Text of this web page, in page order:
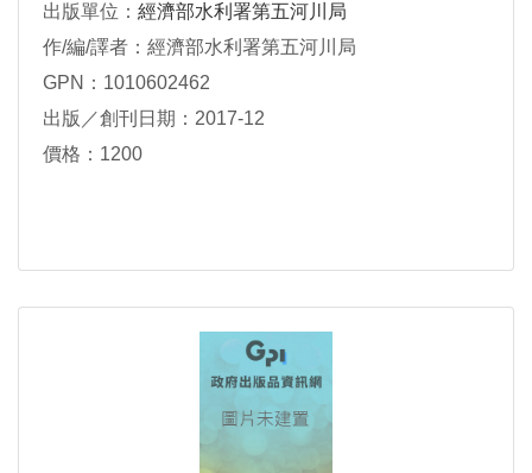
出版單位： 經濟部水利署第五河川局
作/編/譯者：經濟部水利署第五河川局
GPN：1010602462
出版／創刊日期：2017-12
價格：1200